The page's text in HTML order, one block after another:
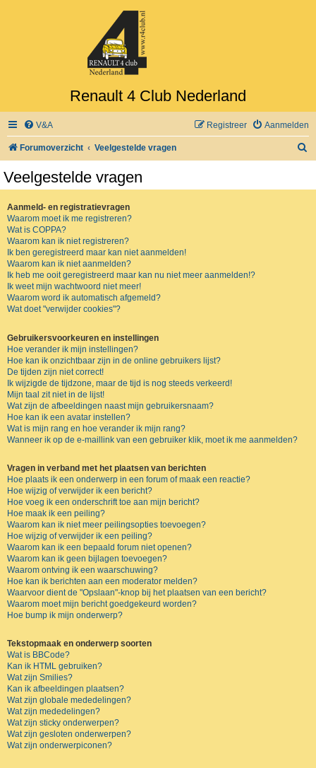
Renault 4 Club Nederland
V&A Aanmelden
Registreer
Forumoverzicht Veelgestelde vragen
Veelgestelde vragen
Aanmeld- en registratievragen
Waarom moet ik me registreren?
Wat is COPPA?
Waarom kan ik niet registreren?
Ik ben geregistreerd maar kan niet aanmelden!
Waarom kan ik niet aanmelden?
Ik heb me ooit geregistreerd maar kan nu niet meer aanmelden!?
Ik weet mijn wachtwoord niet meer!
Waarom word ik automatisch afgemeld?
Wat doet "verwijder cookies"?
Gebruikersvoorkeuren en instellingen
Hoe verander ik mijn instellingen?
Hoe kan ik onzichtbaar zijn in de online gebruikers lijst?
De tijden zijn niet correct!
Ik wijzigde de tijdzone, maar de tijd is nog steeds verkeerd!
Mijn taal zit niet in de lijst!
Wat zijn de afbeeldingen naast mijn gebruikersnaam?
Hoe kan ik een avatar instellen?
Wat is mijn rang en hoe verander ik mijn rang?
Wanneer ik op de e-maillink van een gebruiker klik, moet ik me aanmelden?
Vragen in verband met het plaatsen van berichten
Hoe plaats ik een onderwerp in een forum of maak een reactie?
Hoe wijzig of verwijder ik een bericht?
Hoe voeg ik een onderschrift toe aan mijn bericht?
Hoe maak ik een peiling?
Waarom kan ik niet meer peilingsopties toevoegen?
Hoe wijzig of verwijder ik een peiling?
Waarom kan ik een bepaald forum niet openen?
Waarom kan ik geen bijlagen toevoegen?
Waarom ontving ik een waarschuwing?
Hoe kan ik berichten aan een moderator melden?
Waarvoor dient de "Opslaan"-knop bij het plaatsen van een bericht?
Waarom moet mijn bericht goedgekeurd worden?
Hoe bump ik mijn onderwerp?
Tekstopmaak en onderwerp soorten
Wat is BBCode?
Kan ik HTML gebruiken?
Wat zijn Smilies?
Kan ik afbeeldingen plaatsen?
Wat zijn globale mededelingen?
Wat zijn mededelingen?
Wat zijn sticky onderwerpen?
Wat zijn gesloten onderwerpen?
Wat zijn onderwerpiconen?